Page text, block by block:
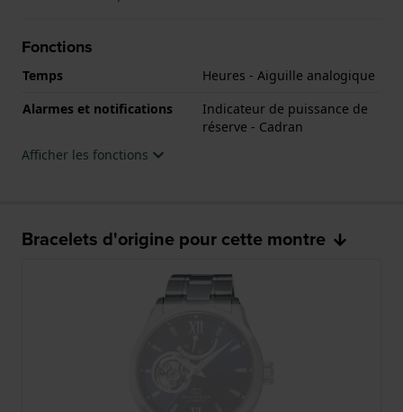
Fonctions
Temps
Heures - Aiguille analogique
Alarmes et notifications
Indicateur de puissance de
réserve - Cadran
Afficher les fonctions
Bracelets d'origine pour cette montre